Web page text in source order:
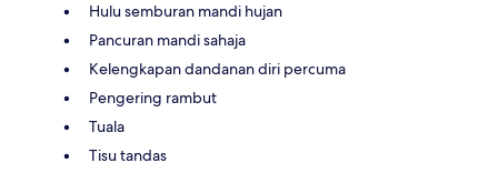
Hulu semburan mandi hujan
Pancuran mandi sahaja
Kelengkapan dandanan diri percuma
Pengering rambut
Tuala
Tisu tandas